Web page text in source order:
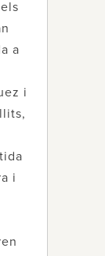
a
i
i